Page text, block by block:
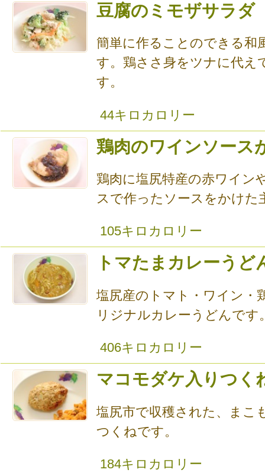
豆腐のミモザサラダ
簡単に作ることのできる和
す。鶏ささ身をツナに代え
す。
44キロカロリー
鶏肉のワインソース
鶏肉に塩尻特産の赤ワイン
スで作ったソースをかけた
105キロカロリー
トマたまカレーうど
塩尻産のトマト・ワイン・
リジナルカレーうどんです
406キロカロリー
マコモダケ入りつく
塩尻市で収穫された、まこ
つくねです。
184キロカロリー